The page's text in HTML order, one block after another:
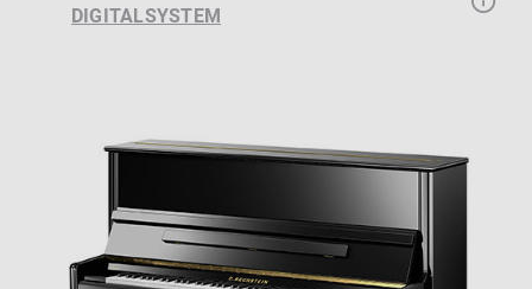
DIGITALSYSTEM